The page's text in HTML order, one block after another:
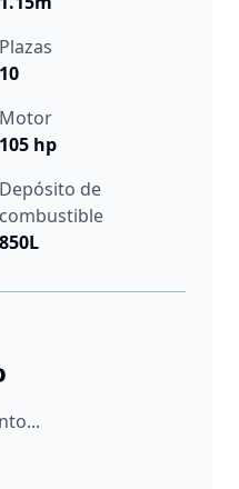
Plazas
10
Motor
105 hp
Depósito de
combustible
850L